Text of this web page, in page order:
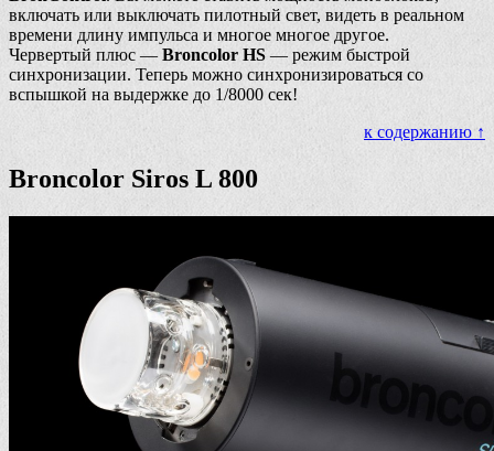
включать или выключать пилотный свет, видеть в реальном
времени длину импульса и многое многое другое.
Червертый плюс —Broncolor HS— режим быстрой
синхронизации. Теперь можно синхронизироваться со
вспышкой на выдержке до 1/8000 сек!
к содержанию ↑
Broncolor Siros L 800